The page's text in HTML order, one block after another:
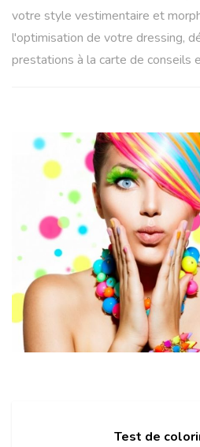
votre style vestimentaire et
l'optimisation de votre dressing,
prestations à la carte de conseils
Test de